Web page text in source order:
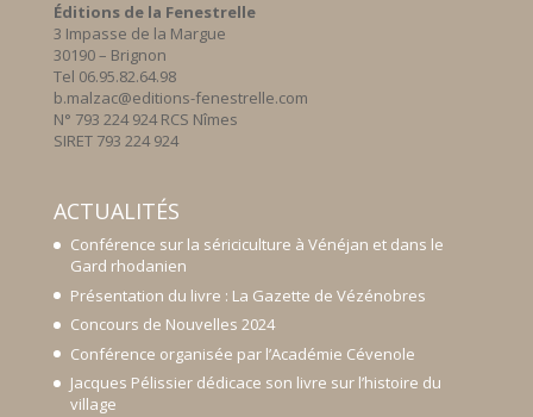
Éditions de la Fenestrelle
3 Impasse de la Margue
30190 – Brignon
Tel 06.95.82.64.98
b.malzac@editions-fenestrelle.com
N° 793 224 924 RCS Nîmes
SIRET 793 224 924
ACTUALITÉS
Conférence sur la sériciculture à Vénéjan et dans le
Gard rhodanien
Présentation du livre : La Gazette de Vézénobres
Concours de Nouvelles 2024
Conférence organisée par l’Académie Cévenole
Jacques Pélissier dédicace son livre sur l’histoire du
village